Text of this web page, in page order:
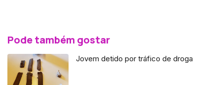
Pode também gostar
Jovem detido por tráfico de droga